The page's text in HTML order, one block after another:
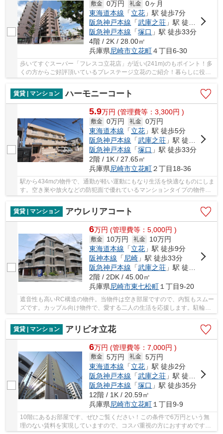
敷金 0万円 礼金 0ヶ月
東海道本線 「立花 」駅 徒歩7分
阪急神戸本線 「武庫之荘 」駅 徒歩15分
阪急神戸本線 「塚口 」駅 徒歩33分
4階 / 2K / 28.00㎡
兵庫県尼崎市立花町４丁目6-30
歩いてすぐスーパー「フレスコ立花店」が近い(241m)のもポイント！多
くの方からご好評頂いているプレステージ立花のご紹介！暮らしに役立
賃貸 | マンション
ハーモニーコート
5.9万円 (管理費等：3,300円 )
敷金 0万円 礼金 0万円
東海道本線 「立花 」駅 徒歩5分
阪急神戸本線 「武庫之荘 」駅 徒歩24分
阪急神戸本線 「塚口 」駅 徒歩33分
2階 / 1K / 27.65㎡
兵庫県尼崎市立花町２丁目18-36
駅から434mの物件で、通勤が軽い運動にもなり生活を快適なものにしま
す。空き巣や放火などの防犯面で優れているマンションタイプの物件で
賃貸 | マンション
アウレリアコート
6万円 (管理費等：5,000円 )
敷金 10万円 礼金
10万円
東海道本線 「立花 」駅 徒歩9分
阪神本線 「 尼崎 」駅 徒歩33分
阪急神戸本線 「武庫之荘 」駅 徒歩34分
2階 / 2DK / 45.00㎡
兵庫県尼崎市東七松町 １丁目9-20
遮音性も高いRC構造の物件。当物件は空き部屋ですので、内覧もスムー
ズです。カップル向け物件で、愛する二人の生活を応援します。駐輪場
賃貸 | マンション
アリビオ立花
6万円 (管理費等：7,000円 )
敷金 5万円 礼金 5万円
東海道本線 「立花 」駅 徒歩2分
阪急神戸本線 「武庫之荘 」駅 徒歩26分
阪急神戸本線 「塚口 」駅 徒歩35分
12階 / 1K / 20.59㎡
兵庫県尼崎市立花町 １丁目9-9
10階にあるお部屋です、ぜひご覧ください！この条件で6万円という無
理のない賃料を実現していますので、コスパ重視の方におすすめです！